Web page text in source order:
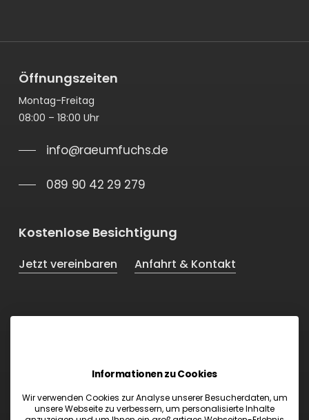
Öffnungszeiten
Montag-Freitag
08:00 – 18:00 Uhr
info@raeumfuchs.de
089 90 42 29 279
Kostenlose Besichtigung
Jetzt vereinbaren Anfahrt & Kontakt
Entrümpelung
Geschäftsauflösung
Möbelentsorgung
Informationen zu Cookies
Wir verwenden Cookies zur Analyse unserer Besucherdaten, um
unsere Webseite zu verbessern, um personalisierte Inhalte